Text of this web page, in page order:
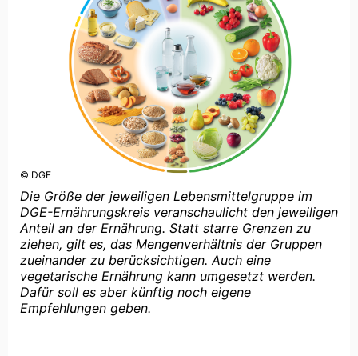
© DGE
Die Größe der jeweiligen Lebensmittelgruppe im
DGE-Ernährungskreis veranschaulicht den jeweiligen
Anteil an der Ernährung. Statt starre Grenzen zu
ziehen, gilt es, das Mengenverhältnis der Gruppen
zueinander zu berücksichtigen. Auch eine
vegetarische Ernährung kann umgesetzt werden.
Dafür soll es aber künftig noch eigene
Empfehlungen geben.